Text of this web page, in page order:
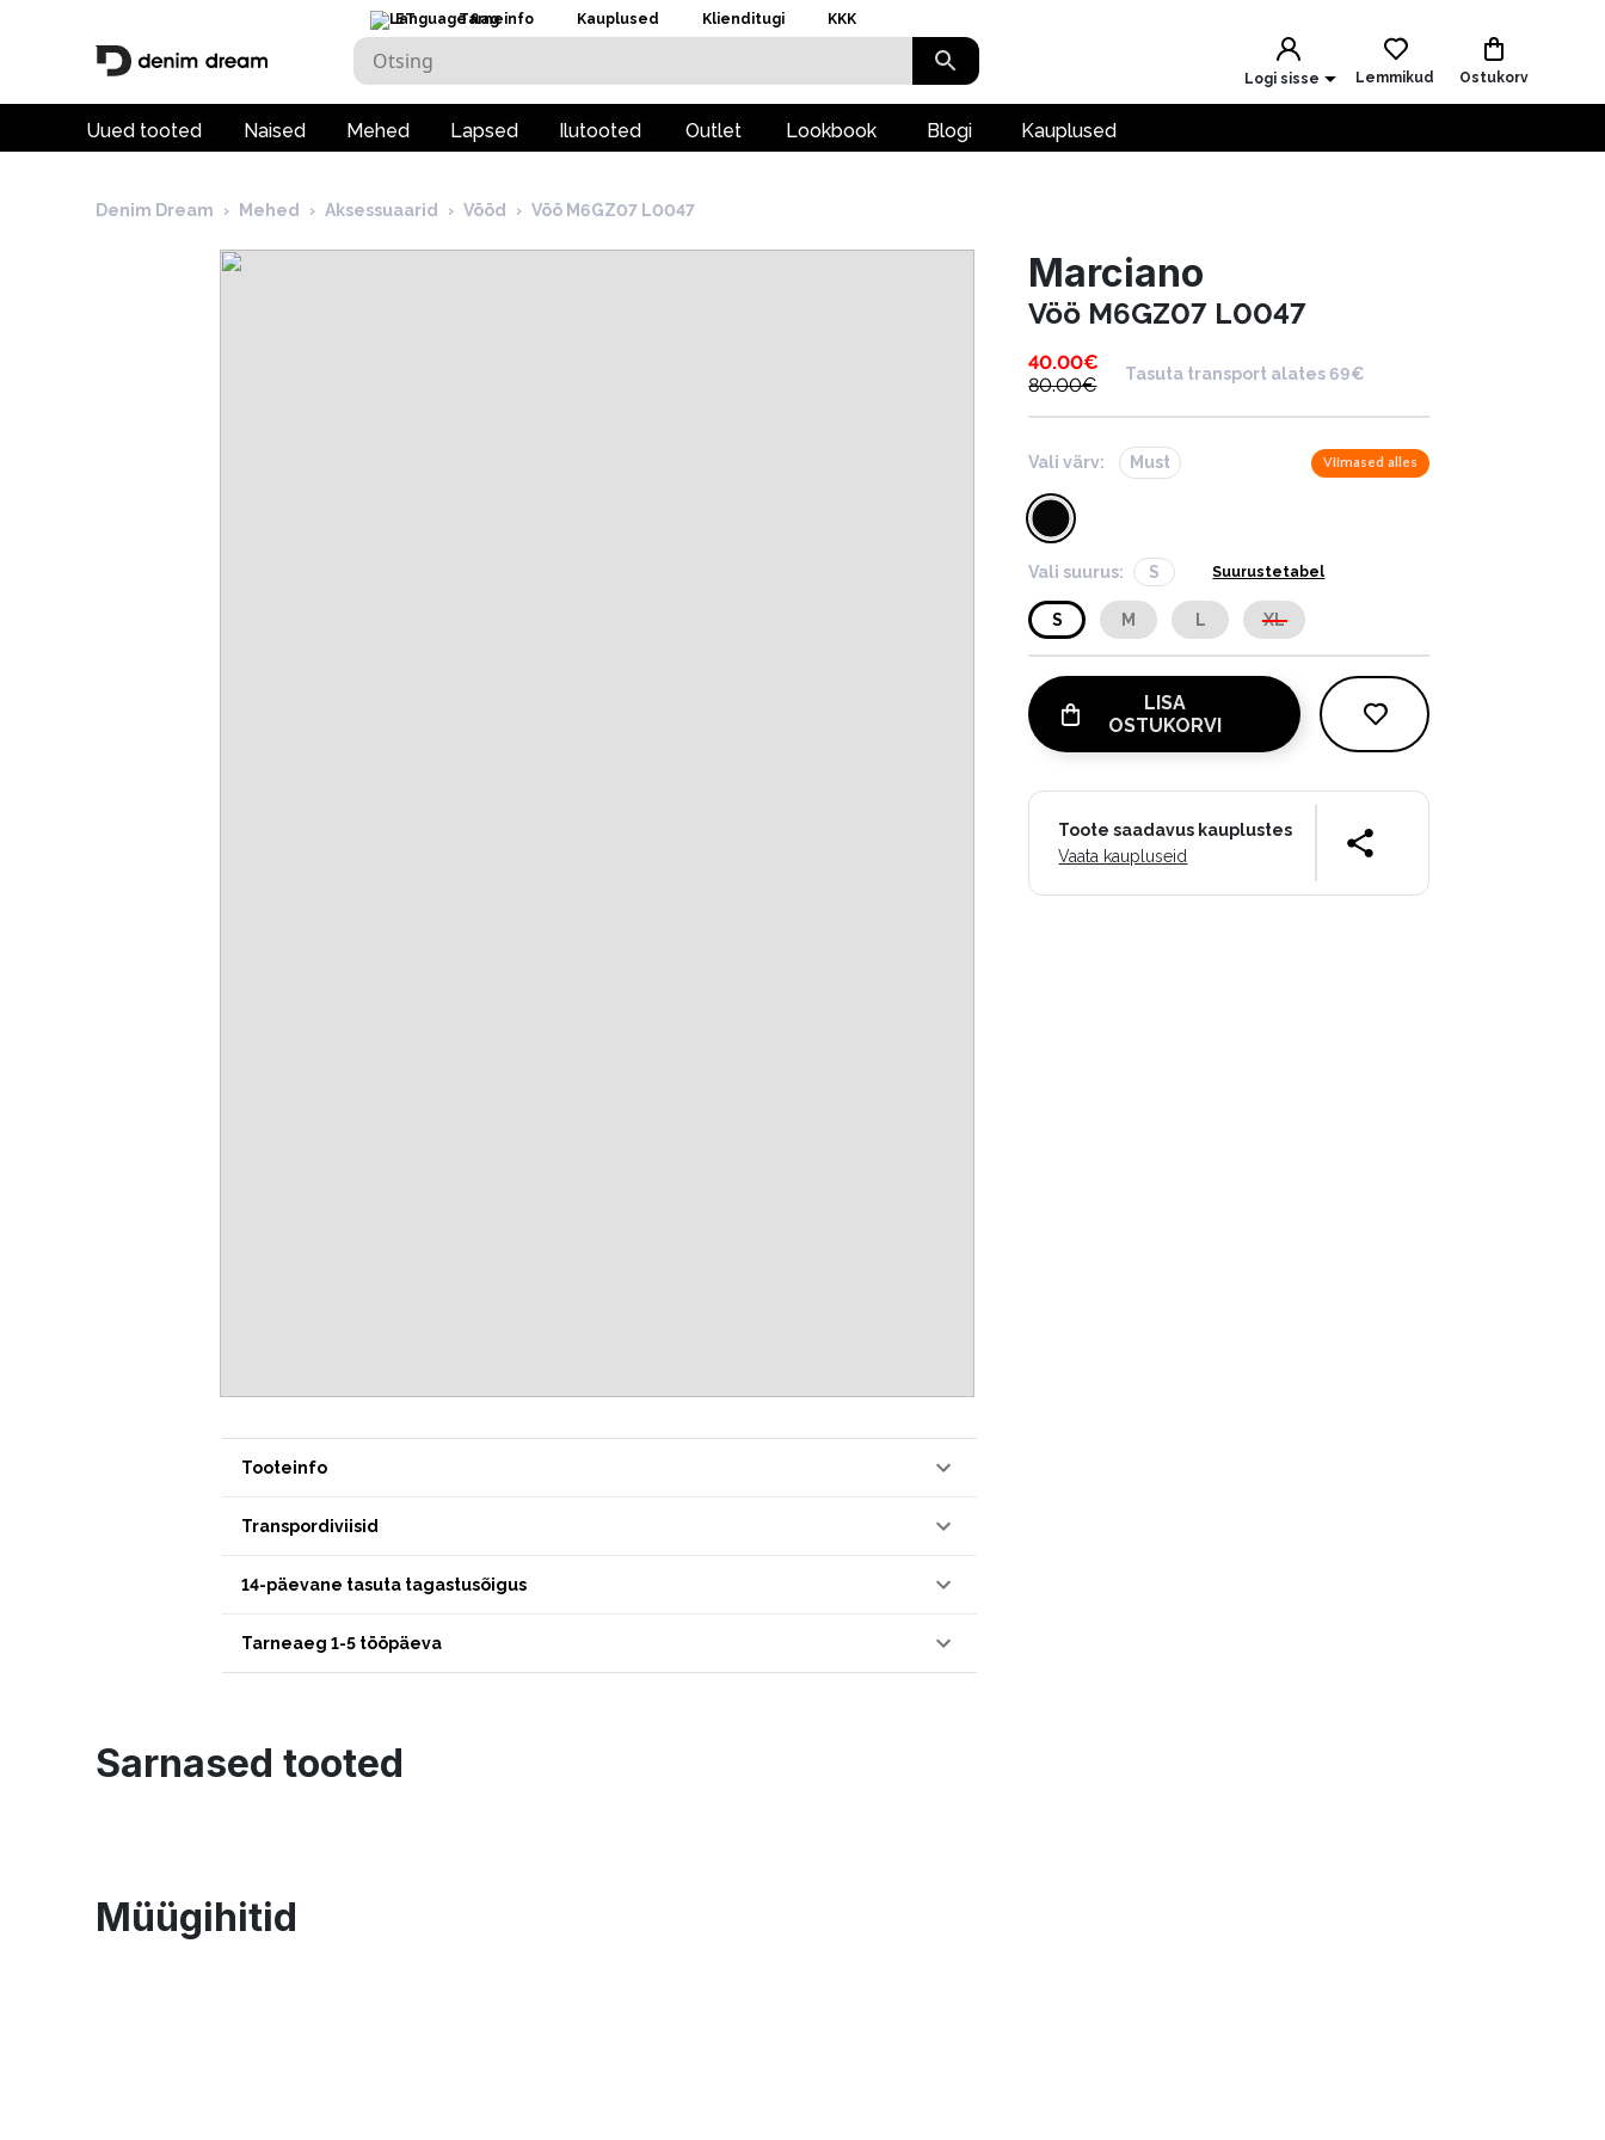
ET Tarneinfo Kauplused Klienditugi KKK
Logi sisse Lemmikud Ostukorv
Uued tooted Naised Mehed Lapsed Ilutooted Outlet Lookbook Blogi Kauplused
Denim Dream › Mehed › Aksessuaarid › Vööd › Vöö M6GZ07 L0047
Tooteinfo
Transpordiviisid
14-päevane tasuta tagastusõigus
Tarneaeg 1-5 tööpäeva
Marciano
Vöö M6GZ07 L0047
40.00€
80.00€
Tasuta transport alates 69€
Vali värv: Must Viimased alles
Vali suurus: S Suurustetabel
S M L XL
LISA
OSTUKORVI
Toote saadavus kauplustes
Vaata kaupluseid
Sarnased tooted
Müügihitid